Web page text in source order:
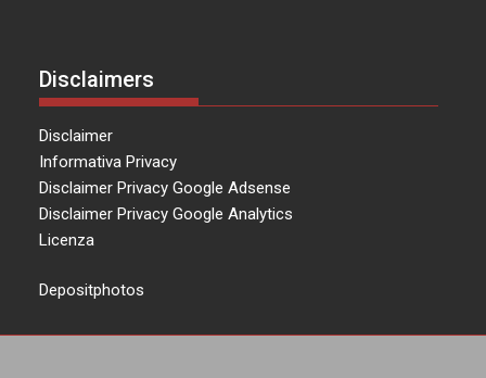
Disclaimers
Disclaimer
Informativa Privacy
Disclaimer Privacy Google Adsense
Disclaimer Privacy Google Analytics
Licenza
Depositphotos